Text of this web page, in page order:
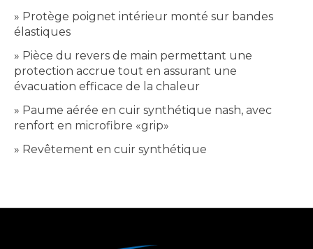
» Protège poignet intérieur monté sur bandes
élastiques
» Pièce du revers de main permettant une
protection accrue tout en assurant une
évacuation efficace de la chaleur
» Paume aérée en cuir synthétique nash, avec
renfort en microfibre «grip»
» Revêtement en cuir synthétique